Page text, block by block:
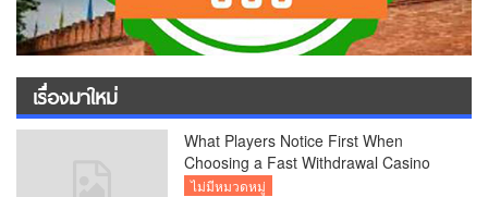
เรื่องมาใหม่
What Players Notice First When
Choosing a Fast Withdrawal Casino
UK
ไม่มีหมวดหมู่